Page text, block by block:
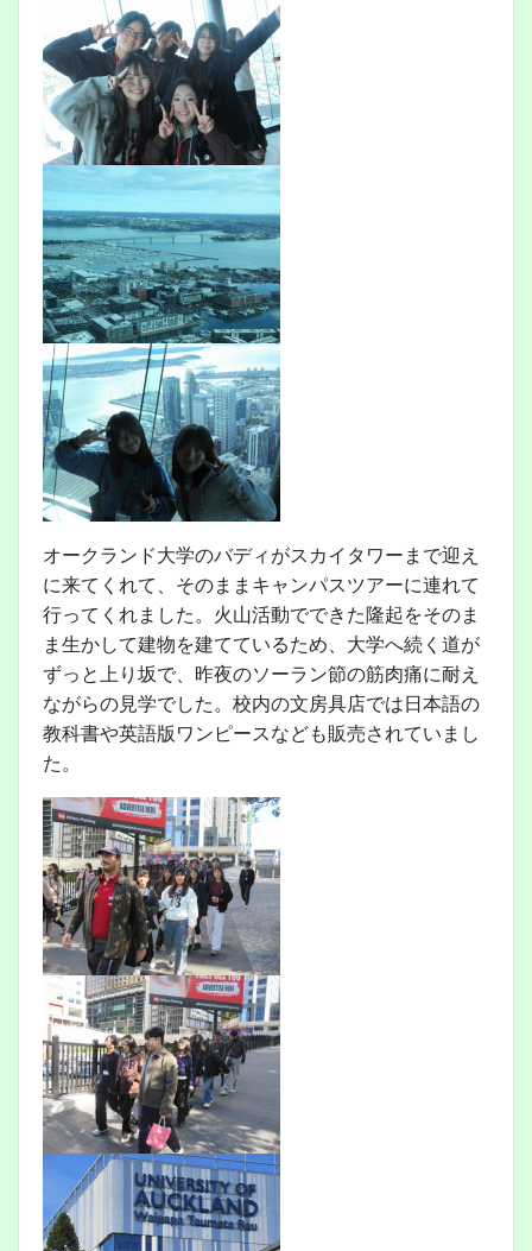
オークランド大学のバディがスカイタワーまで迎え
に来てくれて、そのままキャンパスツアーに連れて
行ってくれました。火山活動でできた隆起をそのま
ま生かして建物を建てているため、大学へ続く道が
ずっと上り坂で、昨夜のソーラン節の筋肉痛に耐え
ながらの見学でした。校内の文房具店では日本語の
教科書や英語版ワンピースなども販売されていまし
た。